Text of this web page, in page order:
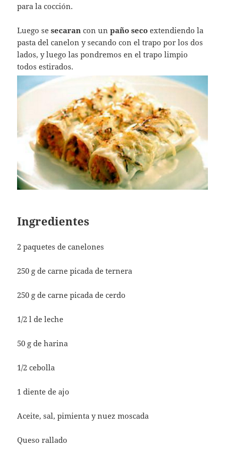
para la cocción.
Luego sesecaran con unpaño seco extendiendo la
pasta del canelon y secando con el trapo por los dos
lados, y luego las pondremos en el trapo limpio
todos estirados.
Ingredientes
2 paquetes de canelones
250 g de carne picada de ternera
250 g de carne picada de cerdo
1/2 l de leche
50 g de harina
1/2 cebolla
1 diente de ajo
Aceite, sal, pimienta y nuez moscada
Queso rallado